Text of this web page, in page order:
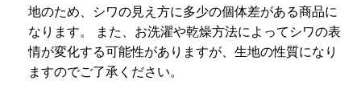
地のため、シワの見え方に多少の個体差がある商品に
なります。 また、お洗濯や乾燥方法によってシワの表
情が変化する可能性がありますが、生地の性質になり
ますのでご了承ください。